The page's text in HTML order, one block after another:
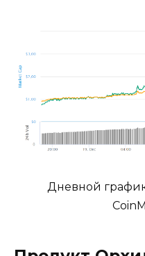
Дневной